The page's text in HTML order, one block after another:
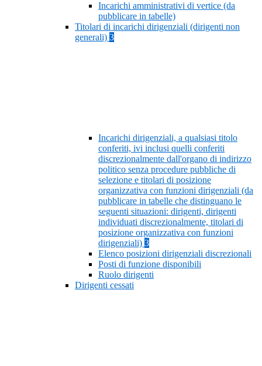
Incarichi amministrativi di vertice (da
pubblicare in tabelle)
Titolari di incarichi dirigenziali (dirigenti non
generali) 3
Incarichi dirigenziali, a qualsiasi titolo
conferiti, ivi inclusi quelli conferiti
discrezionalmente dall'organo di indirizzo
politico senza procedure pubbliche di
selezione e titolari di posizione
organizzativa con funzioni dirigenziali (da
pubblicare in tabelle che distinguano le
seguenti situazioni: dirigenti, dirigenti
individuati discrezionalmente, titolari di
posizione organizzativa con funzioni
dirigenziali) 3
Elenco posizioni dirigenziali discrezionali
Posti di funzione disponibili
Ruolo dirigenti
Dirigenti cessati